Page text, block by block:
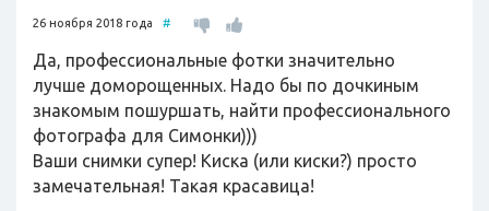
26 ноября 2018 года #
Да, профессиональные фотки значительно
лучше доморощенных. Надо бы по дочкиным
знакомым пошуршать, найти профессионального
фотографа для Симонки)))
Ваши снимки супер! Киска (или киски?) просто
замечательная! Такая красавица!